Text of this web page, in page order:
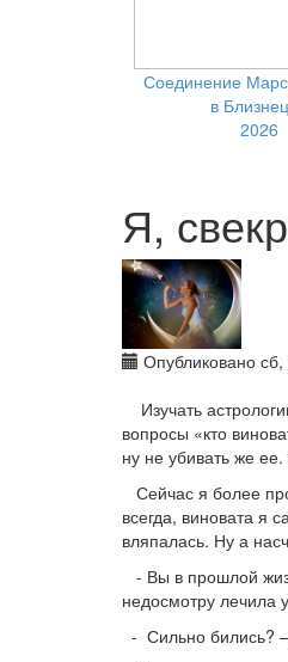
Соединение
в
2026
Я,
Опубликовано
Изучать
вопросы «кто
ну не убивать же
Сейчас я более
всегда, виновата я
вляпалась. Ну а
- Вы в прошлой
недосмотру лечила
- Сильно бились? –